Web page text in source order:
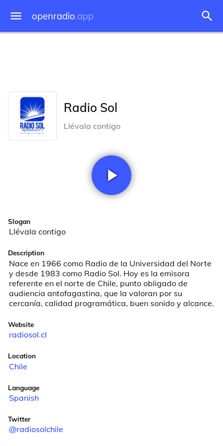
openradio.app
Radio Sol
Llévala contigo
Slogan
Llévala contigo
Description
Nace en 1966 como Radio de la Universidad del Norte
y desde 1983 como Radio Sol. Hoy es la emisora
referente en el norte de Chile, punto obligado de
audiencia antofagastina, que la valoran por su
cercanía, calidad programática, buen sonido y alcance.
Website
radiosol.cl
Location
Chile
Language
Spanish
Twitter
@radiosolchile